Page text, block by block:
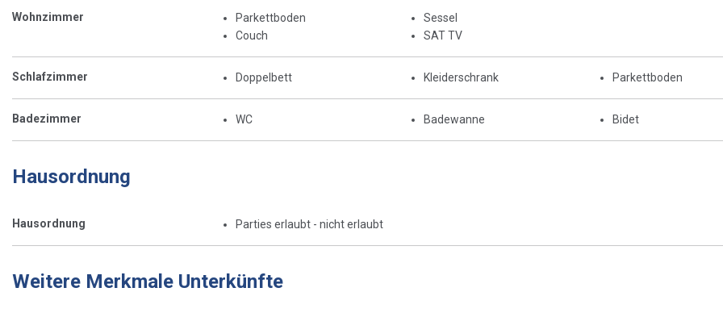
Wohnzimmer
Parkettboden
Couch
Sessel
SAT TV
Schlafzimmer Doppelbett Kleiderschrank Parkettboden
Badezimmer WC Badewanne Bidet
Hausordnung
Hausordnung Parties erlaubt - nicht erlaubt
Weitere Merkmale Unterkünfte